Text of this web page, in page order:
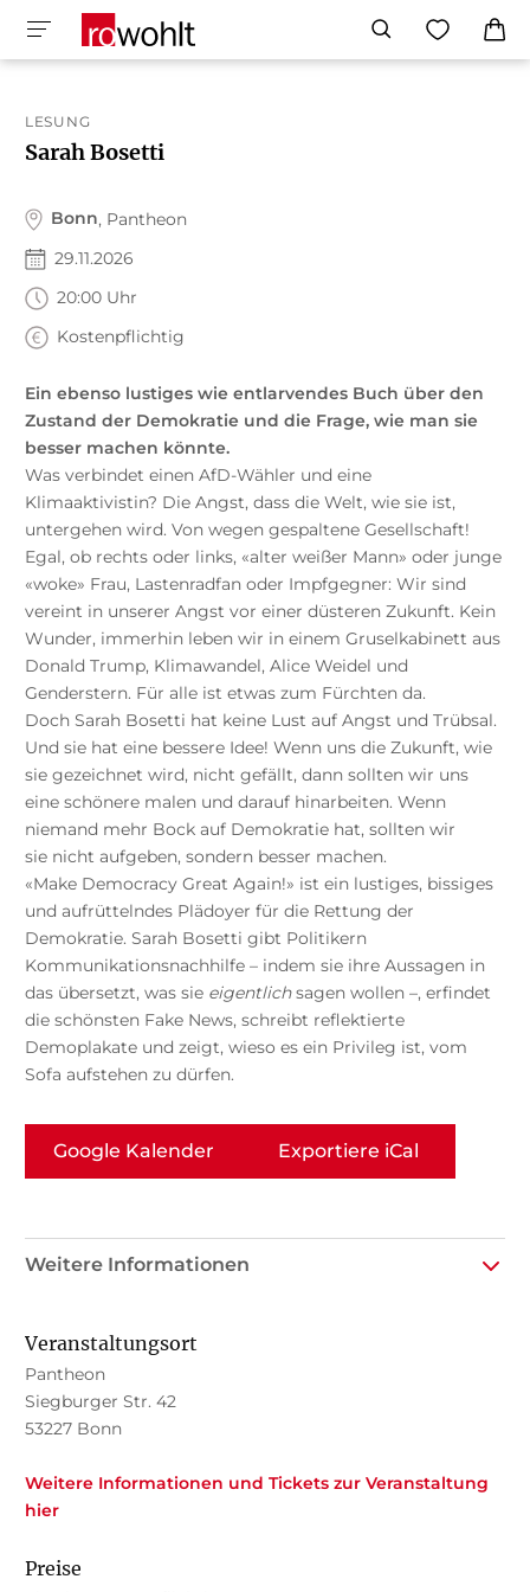
LESUNG
Sarah Bosetti
Bonn, Pantheon
29.11.2026
20:00 Uhr
Kostenpflichtig
Ein ebenso lustiges wie entlarvendes Buch über den
Zustand der Demokratie und die Frage, wie man sie
besser machen könnte.
Was verbindet einen AfD-Wähler und eine
Klimaaktivistin? Die Angst, dass die Welt, wie sie ist,
untergehen wird. Von wegen gespaltene Gesellschaft!
Egal, ob rechts oder links, «alter weißer Mann» oder junge
«woke» Frau, Lastenradfan oder Impfgegner: Wir sind
vereint in unserer Angst vor einer düsteren Zukunft. Kein
Wunder, immerhin leben wir in einem Gruselkabinett aus
Donald Trump, Klimawandel, Alice Weidel und
Genderstern. Für alle ist etwas zum Fürchten da.
Doch Sarah Bosetti hat keine Lust auf Angst und Trübsal.
Und sie hat eine bessere Idee! Wenn uns die Zukunft, wie
sie gezeichnet wird, nicht gefällt, dann sollten wir uns
eine schönere malen und darauf hinarbeiten. Wenn
niemand mehr Bock auf Demokratie hat, sollten wir
sie nicht aufgeben, sondern besser machen.
«Make Democracy Great Again!» ist ein lustiges, bissiges
und aufrüttelndes Plädoyer für die Rettung der
Demokratie. Sarah Bosetti gibt Politikern
Kommunikationsnachhilfe – indem sie ihre Aussagen in
das übersetzt, was sie eigentlichsagen wollen –, erfindet
die schönsten Fake News, schreibt reflektierte
Demoplakate und zeigt, wieso es ein Privileg ist, vom
Sofa aufstehen zu dürfen.
Google Kalender Exportiere iCal
Weitere Informationen
Veranstaltungsort
Pantheon
Siegburger Str. 42
53227 Bonn
Weitere Informationen und Tickets zur Veranstaltung
hier
Preise